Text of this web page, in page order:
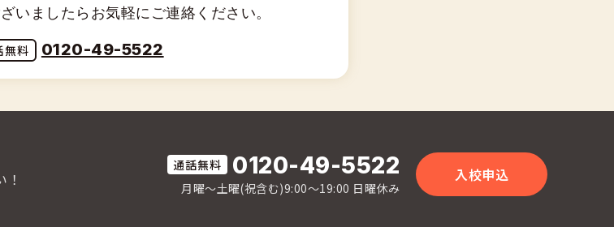
いましたらお気軽にご連絡ください。
0120-49-5522
0120-49-5522
月曜〜土曜(祝含む)9:00〜19:00 日曜休み
入校申込